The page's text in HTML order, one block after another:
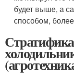
будет выше, а
способом,